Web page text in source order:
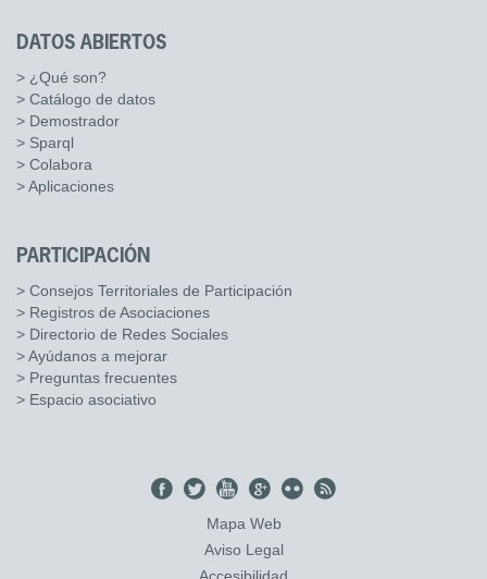
DATOS ABIERTOS
> ¿Qué son?
> Catálogo de datos
> Demostrador
> Sparql
> Colabora
> Aplicaciones
PARTICIPACIÓN
> Consejos Territoriales de Participación
> Registros de Asociaciones
> Directorio de Redes Sociales
> Ayúdanos a mejorar
> Preguntas frecuentes
> Espacio asociativo
Mapa Web
Aviso Legal